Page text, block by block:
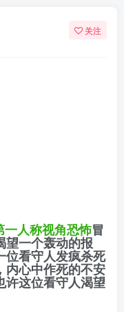
关注
一人称视角恐怖冒
望一个轰动的报
位看守人发疯杀死
内心中作死的不安
许这位看守人渴望